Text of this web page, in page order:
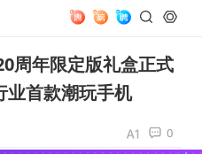
周年限定版礼盒正式
业首款潮玩手机
0